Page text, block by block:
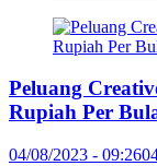
Peluang
Rupiah Per
04/08/2023 - 09:26